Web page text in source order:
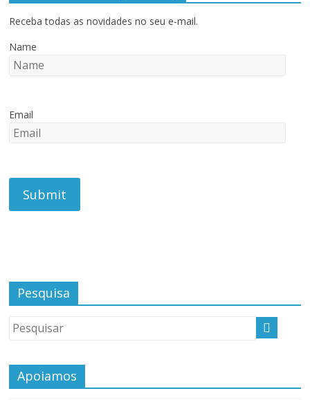
Receba todas as novidades no seu e-mail.
Name
Email
Pesquisa
Apoiamos